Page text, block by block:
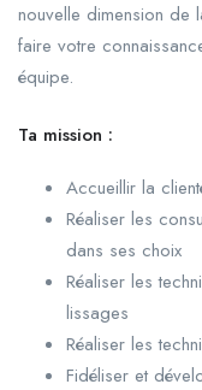
nouvelle dimension de
faire votre
équipe.
Ta mission :
Accueillir la
Réaliser les
dans ses choix
Réaliser les
lissages
Réaliser les
Fidéliser et